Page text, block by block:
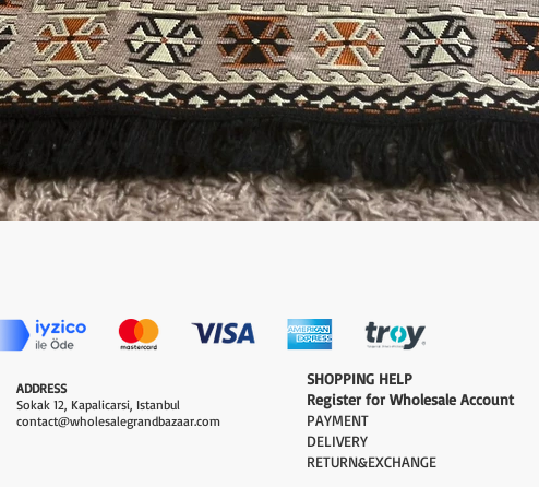
ADDRESS
Sokak 12, Kapalicarsi, Istanbul
contact@wholesalegrandbazaar.com
​SHOPPING HELP
Register for Wholesale Account
PAYMENT​
DELIVERY
RETURN&EXCHANGE